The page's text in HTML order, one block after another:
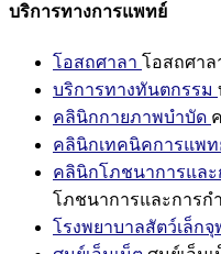
บริการทางการแพทย์
โอสถศาลา โอสถศาล
บริการทางทันตกรรม
คลินิกกายภาพบำบัด
คลินิกเทคนิคการแพท
คลินิกโภชนาการแล
โภชนาการและการก
โรงพยาบาลสัตว์เล็กจุ